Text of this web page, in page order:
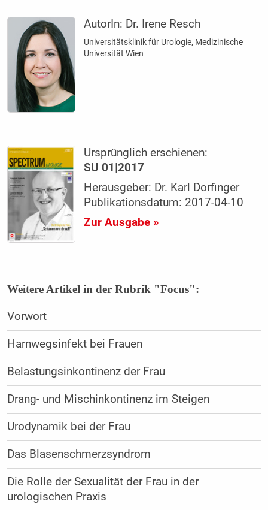
AutorIn: Dr. Irene Resch
Universitätsklinik für Urologie, Medizinische
Universität Wien
Ursprünglich erschienen:
SU 01|2017
Herausgeber: Dr. Karl Dorfinger
Publikationsdatum: 2017-04-10
Zur Ausgabe »
Weitere Artikel in der Rubrik "Focus":
Vorwort
Harnwegsinfekt bei Frauen
Belastungsinkontinenz der Frau
Drang- und Mischinkontinenz im Steigen
Urodynamik bei der Frau
Das Blasenschmerzsyndrom
Die Rolle der Sexualität der Frau in der
urologischen Praxis